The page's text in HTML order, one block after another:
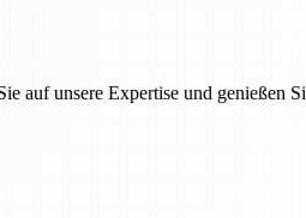
auf unsere Expertise und genießen